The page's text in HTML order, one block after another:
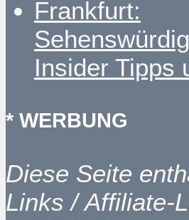
Frankfurt:
Insider Tipps
* WERBUNG
Diese Seite
Links / Affiliate-